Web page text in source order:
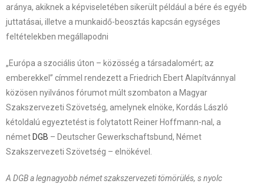
aránya, akiknek a képviseletében sikerült például a bére és egyéb
juttatásai, illetve a munkaidő-beosztás kapcsán egységes
feltételekben megállapodni
„Európa a szociális úton – közösség a társadalomért; az
emberekkel” címmel rendezett a Friedrich Ebert Alapítvánnyal
közösen nyilvános fórumot múlt szombaton a Magyar
Szakszervezeti Szövetség, amelynek elnöke, Kordás László
kétoldalú egyeztetést is folytatott Reiner Hoffmann-nal, a
német DGB – Deutscher Gewerkschaftsbund, Német
Szakszervezeti Szövetség – elnökével.
A DGB a legnagyobb német szakszervezeti tömörülés, s nyolc